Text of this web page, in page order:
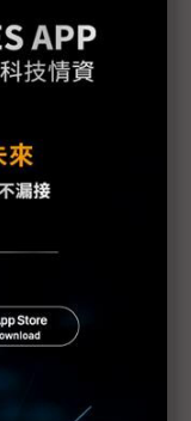
」 飆破560億
台積電章勳
廠JSR重啟在
望上修、設備
日商經驗
員赴美「被動